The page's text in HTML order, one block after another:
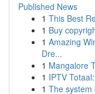
Published News
1 This Best
1 Buy
1 Amazing
Dre...
1 Mangalore
1 IPTV
1 The system